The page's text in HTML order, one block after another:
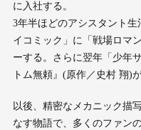
に入社する。
3年半ほどのアシスタント
イコミック」に「戦場ロマ
ーする。さらに翌年「少年
トム無頼』(原作／史村 翔)
以後、精密なメカニック描
なす物語で、多くのファン